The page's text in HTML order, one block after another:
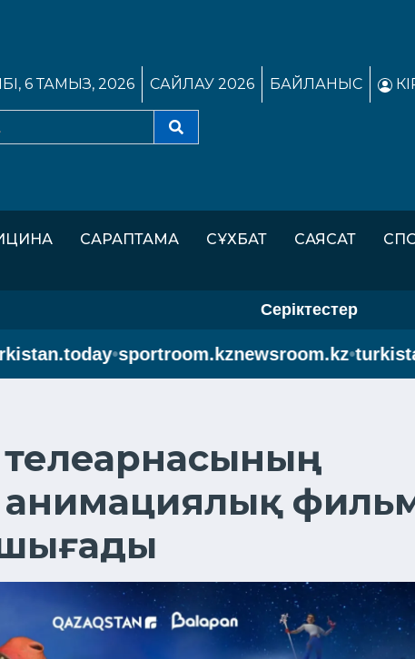
6 ТАМЫЗ, 2026 САЙЛАУ 2026 БАЙЛАНЫС
САРАПТАМА СҰХБАТ САЯСАТ
Серіктестер
•sportroom.kznewsroom.kz•